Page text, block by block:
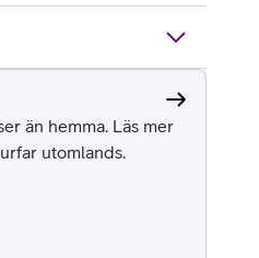
än hemma. Läs mer
utomlands.